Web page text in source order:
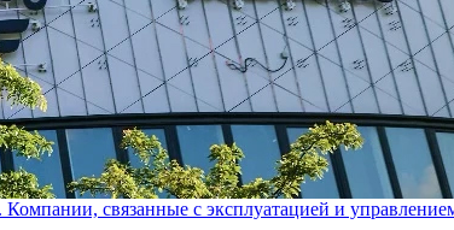
связанные с эксплуатацией и